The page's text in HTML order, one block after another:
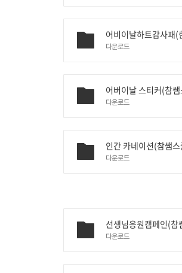
다운로드
어버이날 스티커(참
다운로드
인간 카네이션(참쌤
다운로드
선생님응원캠페인(
다운로드